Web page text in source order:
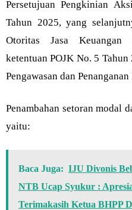
Persetujuan Pengkinian
Tahun 2025, yang
Otoritas Jasa Keuangan
ketentuan POJK No. 5 Tahun
Pengawasan dan
Penambahan setoran modal
yaitu:
Baca Juga: IJU Divonis
NTB Ucap Syukur :
Terimakasih Ketua BHPP